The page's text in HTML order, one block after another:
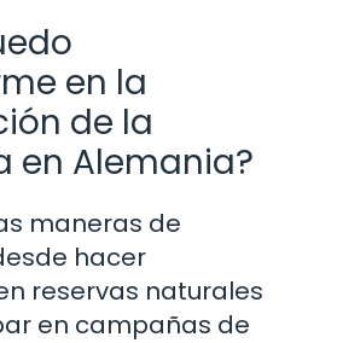
en la
de la
en Alemania?
maneras de
hacer
reservas naturales
en campañas de